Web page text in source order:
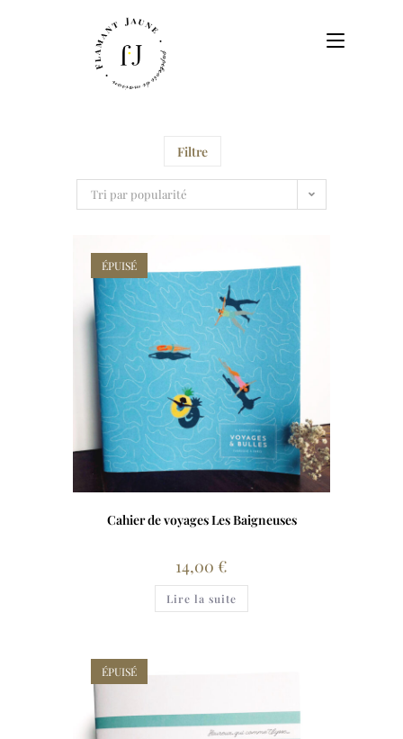
Filtre
Tri par popularité
ÉPUISÉ
Cahier de voyages Les Baigneuses
14,00 €
Lire la suite
ÉPUISÉ